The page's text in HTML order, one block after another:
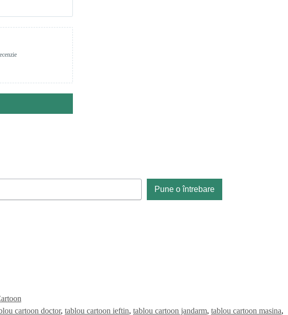
Pune o întrebare
cartoon doctor, tablou cartoon ieftin, tablou cartoon jandarm, tablou cartoon masina,